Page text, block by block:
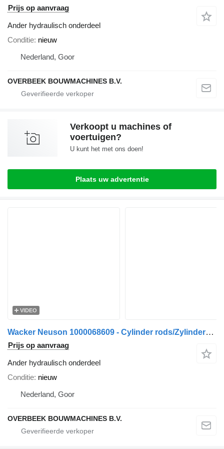
Prijs op aanvraag
Ander hydraulisch onderdeel
Conditie nieuw
Nederland, Goor
OVERBEEK BOUWMACHINES B.V.
Verkoopt u machines of
voertuigen?
U kunt het met ons doen!
Plaats uw advertentie
VIDEO
Wacker Neuson 1000068609 - Cylinder rods/Zylinderstangen
Prijs op aanvraag
Ander hydraulisch onderdeel
Conditie nieuw
Nederland, Goor
OVERBEEK BOUWMACHINES B.V.